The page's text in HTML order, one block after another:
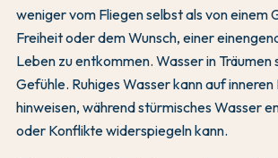
weniger vom Fliegen selbst als von einem
Freiheit oder dem Wunsch, einer
Leben zu entkommen. Wasser in
Gefühle. Ruhiges Wasser kann auf
hinweisen, während stürmisches Wasser
oder Konflikte widerspiegeln kann.